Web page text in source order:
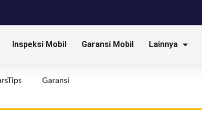
Inspeksi Mobil Garansi Mobil Lainnya
Garansi